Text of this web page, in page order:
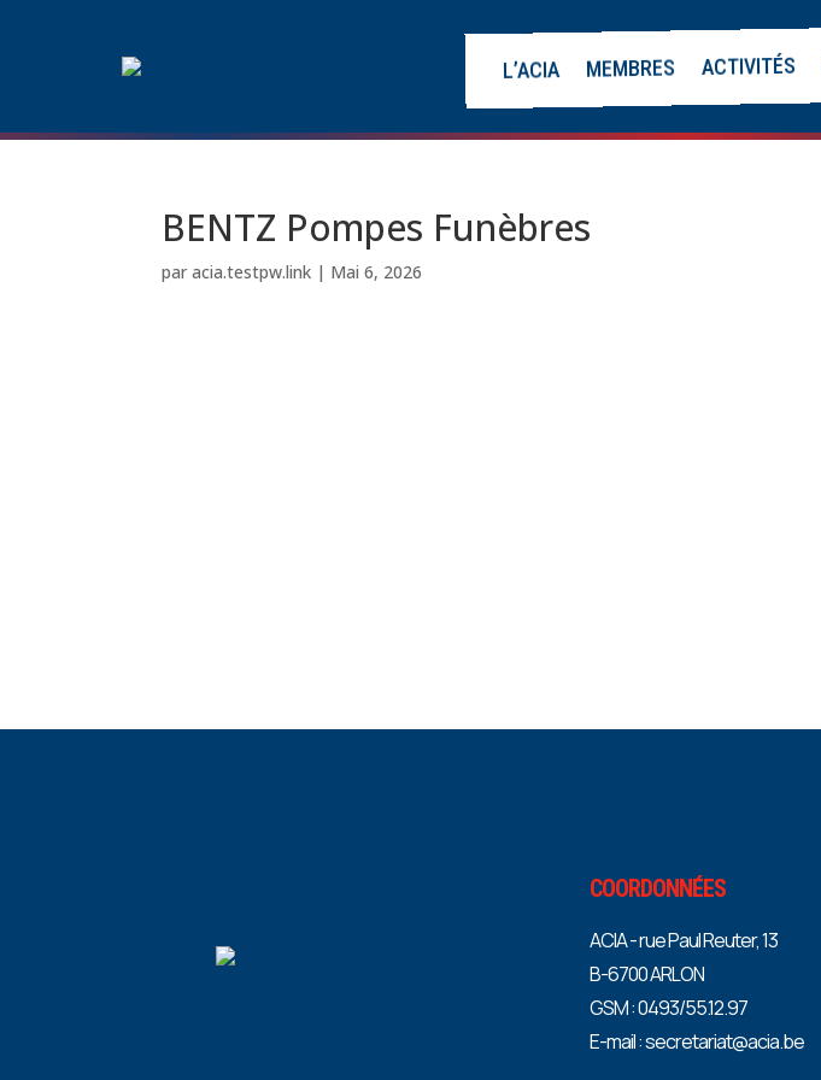
L’ACIA MEMBRES ACTIVITÉS
BENTZ Pompes Funèbres
paracia.testpw.link | Mai 6, 2026
COORDONNÉES
ACIA - rue Paul Reuter, 13
B-6700 ARLON
GSM : 0493/55.12.97
E-mail : secretariat@acia.be